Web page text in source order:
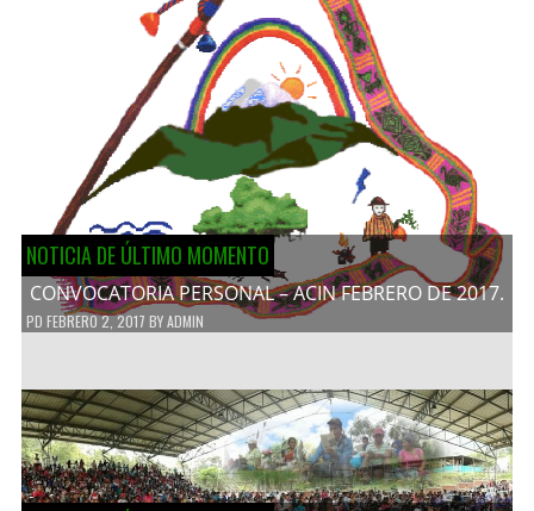
NOTICIA DE ÚLTIMO MOMENTO
CONVOCATORIA PERSONAL – ACIN FEBRERO DE 2017.
PD FEBRERO 2, 2017 BYADMIN